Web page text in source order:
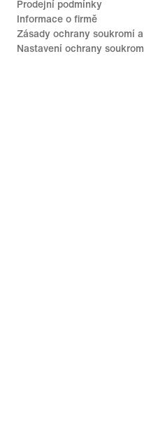
Prodejní podmínky
Informace o firmě
Zásady ochrany soukromí
Nastavení ochrany